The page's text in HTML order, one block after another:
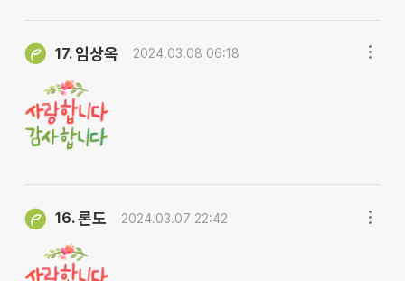
17. 임상옥 2024.03.08 06:18
16.론도 2024.03.07 22:42